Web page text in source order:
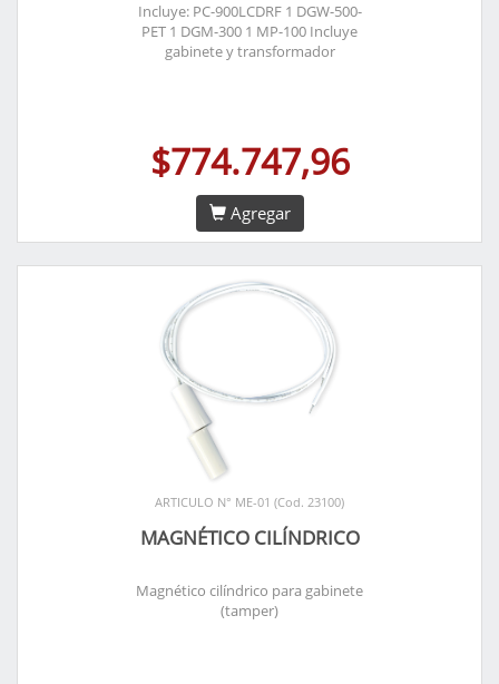
Incluye: PC-900LCDRF 1 DGW-500-
PET 1 DGM-300 1 MP-100 Incluye
gabinete y transformador
$774.747,96
Agregar
ARTICULO N° ME-01 (Cod. 23100)
MAGNÉTICO CILÍNDRICO
Magnético cilíndrico para gabinete
(tamper)